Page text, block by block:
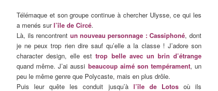
Télémaque et son groupe continue à chercher Ulysse, ce qui les
a menés surl’île de Circé.
Là, ils rencontrent un nouveau personnage : Cassiphoné, dont
je ne peux trop rien dire sauf qu’elle a la classe ! J’adore son
character design, elle esttrop belle avec un brin d’étrange
quand même. J’ai aussi beaucoup aimé son tempérament, un
peu le même genre que Polycaste, mais en plus drôle.
Puis leur quête les conduit jusqu’à l’île de Lotosoù ils